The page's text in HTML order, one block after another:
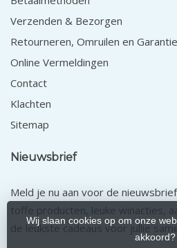
Wij slaan cookies op om onze
akkoord?
Verzenden & Bezorgen
Retourneren, Omruilen en Garantie
Online Vermeldingen
Contact
Klachten
Sitemap
Nieuwsbrief
Meld je nu aan voor de
toffe producten, leuke winacties,
de leukste cadeaus voor jullie